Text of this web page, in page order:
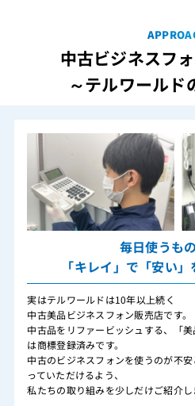
中古ビジネスフ
～テルワールド
毎日使うも
「キレイ」で「安い」
実はテルワールドは10年以上続く
中古美品ビジネスフォン販売店です。
中古品をリファービッシュする、「
は商標登録済みです。
中古のビジネスフォンを使うのが不
っていただけるよう、
私たちの取り組みを少しだけご紹介し